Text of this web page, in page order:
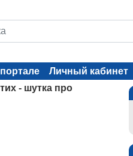
Личный кабинет
- шутка про